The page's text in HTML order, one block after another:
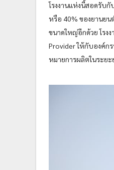
โรงงานแห่งนี้สอดรับ
หรือ 40% ของยานย
ขนาดใหญ่อีกด้วย โรง
Provider ให้กับองค์ก
หมายการผลิตในระยะ